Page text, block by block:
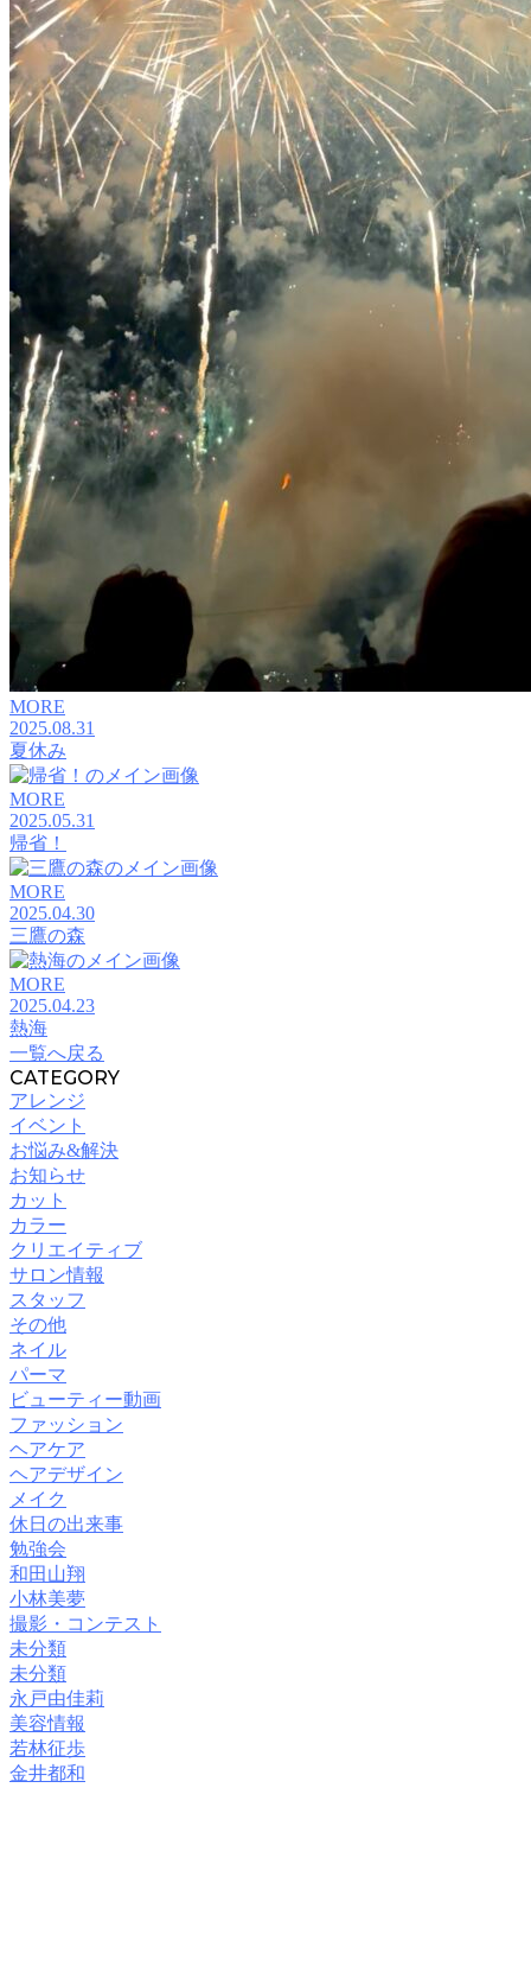
MORE
2025.08.31
夏休み
MORE
2025.05.31
帰省！
MORE
2025.04.30
三鷹の森
MORE
2025.04.23
熱海
一覧へ戻る
CATEGORY
アレンジ
イベント
お悩み&解決
お知らせ
カット
カラー
クリエイティブ
サロン情報
スタッフ
その他
ネイル
パーマ
ビューティー動画
ファッション
ヘアケア
ヘアデザイン
メイク
休日の出来事
勉強会
和田山翔
小林美夢
撮影・コンテスト
未分類
未分類
永戸由佳莉
美容情報
若林征歩
金井都和